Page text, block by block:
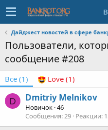
Дайджест новостей в сфере
Пользователи,
сообщение #208
Все (1) Love (1)
D Dmitriy Melnikov
Новичок ·46
Сообщения 29 Реакции